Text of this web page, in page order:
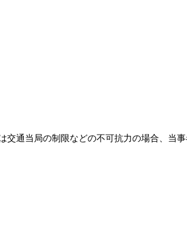
通当局の制限などの不可抗力の場合、当